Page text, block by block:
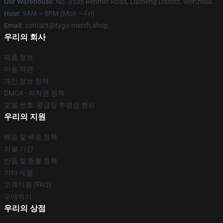
Hour: 9AM – 5PM (Mon – Fri)
Email : contact@tyga-merch.shop
우리의 회사
제품 정보
이용 약관
개인 정보 정책
DMCA - 저작권 정책
모델 번호: 공급망 투명성 행위
우리의 지원
배송 및 배송 정책
지불 기간
반품 및 환불 정책
기타 제품
고객지원 (FAQ)
구매하기
우리의 상점